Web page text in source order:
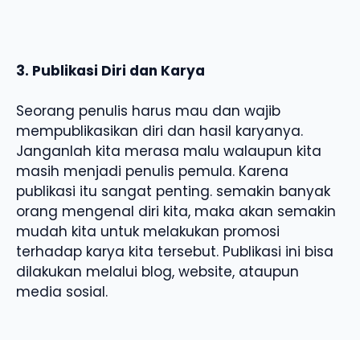
3. Publikasi Diri dan Karya
Seorang penulis harus mau dan wajib
mempublikasikan diri dan hasil karyanya.
Janganlah kita merasa malu walaupun kita
masih menjadi penulis pemula. Karena
publikasi itu sangat penting. semakin banyak
orang mengenal diri kita, maka akan semakin
mudah kita untuk melakukan promosi
terhadap karya kita tersebut. Publikasi ini bisa
dilakukan melalui blog, website, ataupun
media sosial.